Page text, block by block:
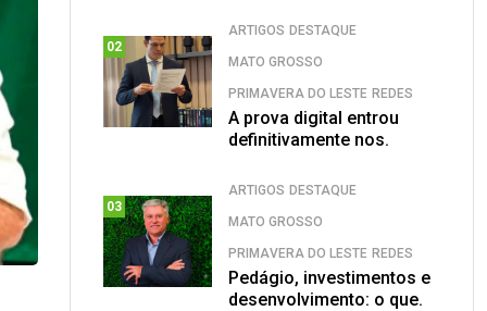
02
ARTIGOS DESTAQUE
MATO GROSSO
PRIMAVERA DO LESTE REDES
A prova digital entrou
definitivamente nos.
03
ARTIGOS DESTAQUE
MATO GROSSO
PRIMAVERA DO LESTE REDES
Pedágio, investimentos e
desenvolvimento: o que.